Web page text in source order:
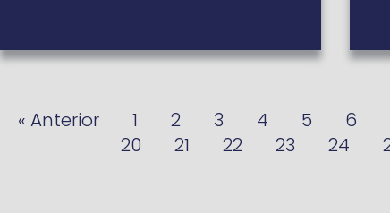
« Anterior 1 2 3 4 5 6
20
21 22 23 24